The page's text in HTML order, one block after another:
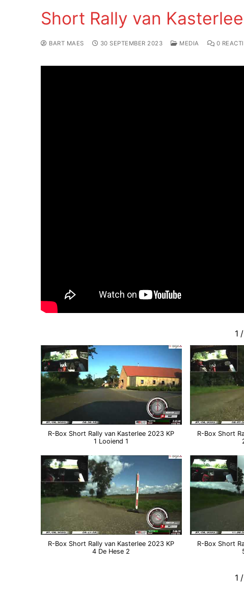
Short Rally van
BART MAES 30 SEPTEMBER 2023 MEDIA 0
1 /
R-Box Short Rally van Kasterlee 2023 KP
1 Looiend 1
R-Box Short
R-Box Short Rally van Kasterlee 2023 KP
4 De Hese 2
R-Box Short
1 /